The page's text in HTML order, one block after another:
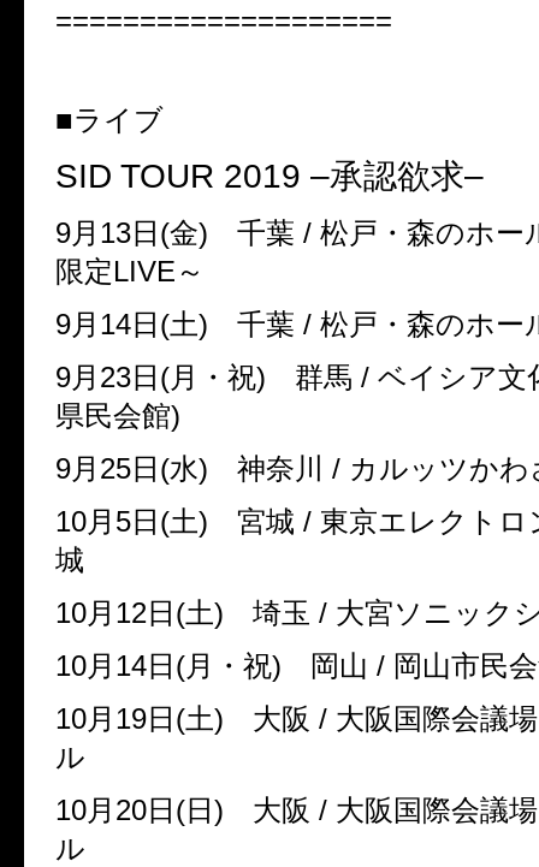
====================
■ライブ
SID TOUR 2019 –承認欲求–
9月 13日 (金) 千葉 / 松戸・森のホー
限定LIVE ～
9月 14日 (土) 千葉 / 松戸・森のホー
9月 23日 (月・祝) 群馬 / ベイシア文
県民会館)
9月 25日 (水) 神奈川 / カルッツか
10月 5日 (土) 宮城 / 東京エレクトロ
城
10月 12日 (土) 埼玉 / 大宮ソニッ
10月 14日 (月・祝) 岡山 / 岡山市民
10月 19日 (土) 大阪 / 大阪国際会議
ル
10月 20日 (日 ) 大阪 / 大阪国際会議
ル